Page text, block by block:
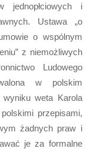
jednopłciowych i
Ustawa „o
o wspólnym
z niemożliwych
Ludowego
w polskim
weta Karola
przepisami,
żadnych praw i
je za formalne